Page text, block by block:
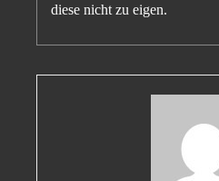
diese nicht zu eigen.